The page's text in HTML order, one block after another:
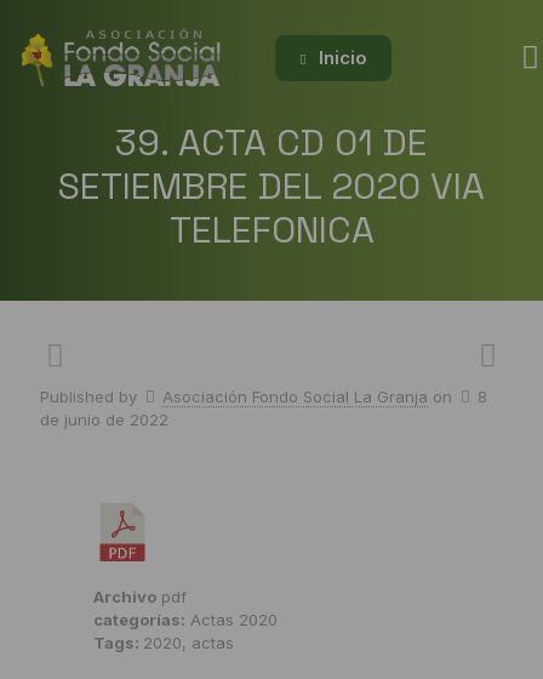
Inicio
39. ACTA CD 01 DE
SETIEMBRE DEL 2020 VIA
TELEFONICA
Published by Asociación Fondo Social La Granja on
8
de junio de 2022
Archivopdf
categorías: Actas 2020
Tags: 2020, actas